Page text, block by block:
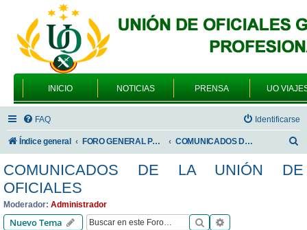
INICIO NOTICIAS PRENSA UO
FAQ Identificarse
Índice general FORO GENERAL PARA TODOS LOS USUARIOS COMUNICADOS DE LA UNIÓN DE OFICIALES
s
COMUNICADOS DE LA UNIÓN DE
OFICIALES
Moderador: Administrador
Nuevo Tema Buscar